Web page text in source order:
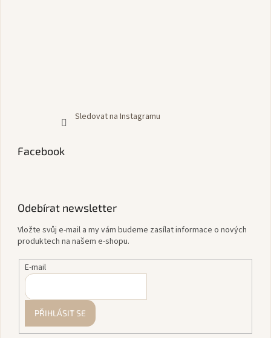
Sledovat na Instagramu
Facebook
Odebírat newsletter
Vložte svůj e-mail a my vám budeme zasílat informace o nových
produktech na našem e-shopu.
E-mail
PŘIHLÁSIT SE